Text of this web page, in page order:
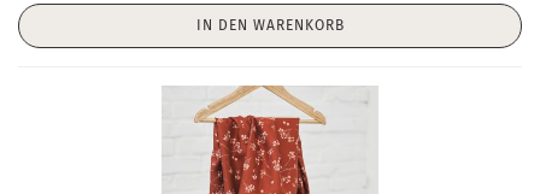
IN DEN WARENKORB